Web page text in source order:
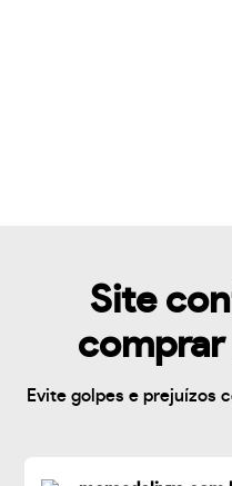
Site
Evite golpes e prejuízos